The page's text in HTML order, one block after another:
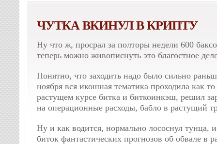
ЧУТКА ВКИНУЛ В КРИПТУ
Ну что ж, просрал за полторы недели 600
теперь можно живописнуть это благостное
Понятно, что заходить надо было сильно
ноября вся икошная тематика проходила как
растущем курсе битка и биткоинкэш, решил
на операционные расходы, бабло в растущий
Ну и как водится, нормально лососнул тунца,
биток фантастических прогнозов об обвале в